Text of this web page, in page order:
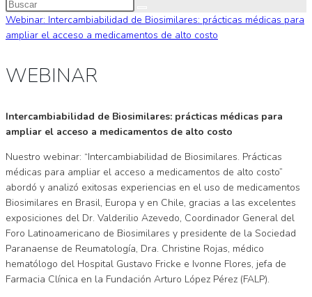
Webinar: Intercambiabilidad de Biosimilares: prácticas médicas para
ampliar el acceso a medicamentos de alto costo
WEBINAR
Intercambiabilidad de Biosimilares: prácticas médicas para
ampliar el acceso a medicamentos de alto costo
Nuestro webinar: “Intercambiabilidad de Biosimilares. Prácticas
médicas para ampliar el acceso a medicamentos de alto costo”
abordó y analizó exitosas experiencias en el uso de medicamentos
Biosimilares en Brasil, Europa y en Chile, gracias a las excelentes
exposiciones del Dr. Valderilio Azevedo, Coordinador General del
Foro Latinoamericano de Biosimilares y presidente de la Sociedad
Paranaense de Reumatología, Dra. Christine Rojas, médico
hematólogo del Hospital Gustavo Fricke e Ivonne Flores, jefa de
Farmacia Clínica en la Fundación Arturo López Pérez (FALP).